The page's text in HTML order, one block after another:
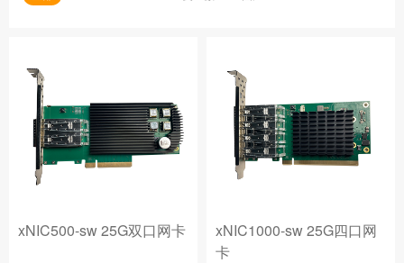
xNIC500-sw 25G双口网卡
xNIC1000-sw 25G四口网
卡